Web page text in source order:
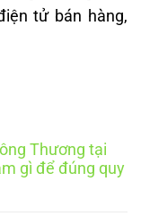
tử bán hàng,
Thương tại
gì để đúng quy